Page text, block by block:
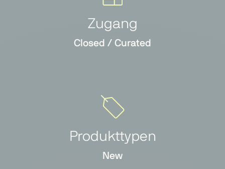
Zugang
Closed / Curated
Produkttypen
New